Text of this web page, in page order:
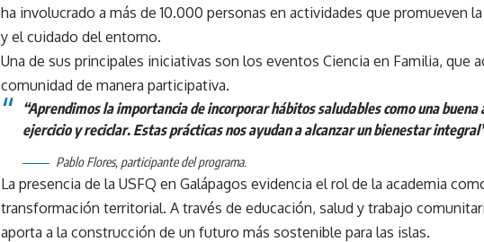
ha involucrado a más de 10.000 personas en actividades que promueven
y el cuidado del entorno.
Una de sus principales iniciativas son los eventos Ciencia en Familia, que
comunidad de manera participativa.
“Aprendimos la importancia de incorporar hábitos saludables como una
ejercicio y reciclar. Estas prácticas nos ayudan a alcanzar un bienestar
Pablo Flores, participante del programa.
La presencia de la USFQ en Galápagos evidencia el rol de la academia
transformación territorial. A través de educación, salud y trabajo
aporta a la construcción de un futuro más sostenible para las islas.